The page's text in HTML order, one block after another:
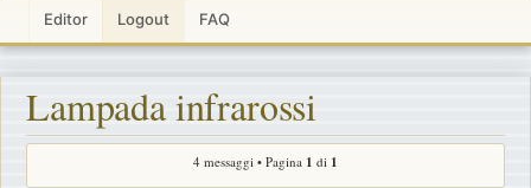
Editor Logout FAQ
Lampada infrarossi
4 messaggi • Pagina 1 di 1